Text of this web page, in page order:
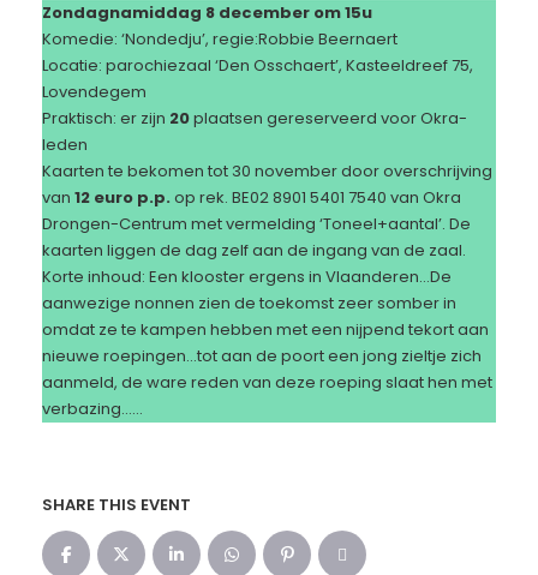
Zondagnamiddag 8 december om 15u
Komedie: ‘Nondedju’, regie:Robbie Beernaert
Locatie: parochiezaal ‘Den Osschaert’, Kasteeldreef 75,
Lovendegem
Praktisch: er zijn 20plaatsen gereserveerd voor Okra-
leden
Kaarten te bekomen tot 30 november door overschrijving
van 12 euro p.p. op rek. BE02 8901 5401 7540 van Okra
Drongen-Centrum met vermelding ‘Toneel+aantal’. De
kaarten liggen de dag zelf aan de ingang van de zaal.
Korte inhoud: Een klooster ergens in Vlaanderen…De
aanwezige nonnen zien de toekomst zeer somber in
omdat ze te kampen hebben met een nijpend tekort aan
nieuwe roepingen…tot aan de poort een jong zieltje zich
aanmeld, de ware reden van deze roeping slaat hen met
verbazing……
SHARE THIS EVENT